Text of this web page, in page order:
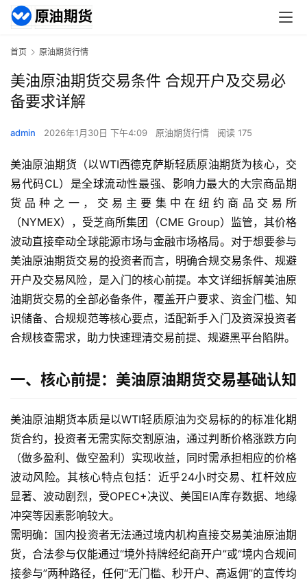
首页 原油期货行情
美油原油期货交易条件 合规开户及交易必
备要求详解
admin 2026年1月30日 下午4:09 原油期货行情 阅读 175
美油原油期货（以WTI西德克萨斯轻质原油期货为核心，交
易代码CL）是全球流动性最强、影响力最大的大宗商品期
货品种之一，交易主要集中在纽约商品交易所
（NYMEX），受芝商所集团（CME Group）监管，其价格
波动直接牵动全球能源市场与金融市场格局。对于想要参与
美油原油期货交易的投资者而言，明确合规交易条件、规避
开户及交易风险，是入门的核心前提。本文详细拆解美油原
油期货交易的全部必备条件，覆盖开户要求、资金门槛、知
识储备、合规规范等核心要点，适配新手入门及资深投资者
合规核查需求，助力快速理清交易前提、规避黑平台陷阱。
一、核心前提：美油原油期货交易基础认知
美油原油期货本质是以WTI轻质原油为交易标的的标准化期
货合约，投资者无需实际交割原油，通过判断价格涨跌方向
（做多盈利、做空盈利）实现收益，同时需承担相应的价格
波动风险。其核心特点包括：近乎24小时交易、杠杆效应
显著、波动剧烈，受OPEC+决议、美国EIA库存数据、地缘
冲突等因素影响较大。
需明确：国内投资者无法通过境内机构直接交易美油原油期
货，合法参与仅能通过“境外持牌经纪商开户”或“境内合规间
接参与”两种路径，任何“无门槛、秒开户、高返佣”的宣传均